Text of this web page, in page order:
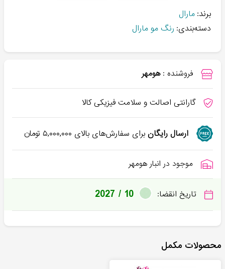
برند: مارال
دسته‌بندی: رنگ مو مارال
فروشنده : هومهر
گارانتی اصالت و سلامت فیزیکی کالا
ارسال رایگانبرای سفارش‌های بالای ۵,۰۰۰,۰۰۰تومان
موجود در انبار هومهر
تاریخ انقضا: 2027 / 10
محصولات مکمل